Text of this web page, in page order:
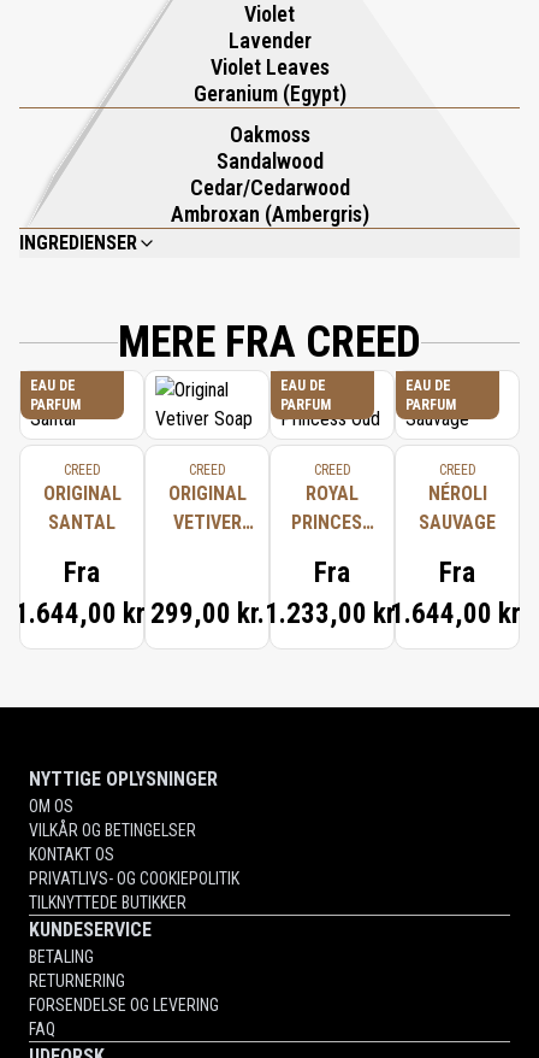
Violet
Lavender
Violet Leaves
Geranium (Egypt)
Oakmoss
Sandalwood
Cedar/Cedarwood
Ambroxan (Ambergris)
INGREDIENSER
OLIVAMPHOACETATE, PEG-40 HYDROGENATED CASTOR OIL, BENZYL
TETRASODIUM EDTA, LINALOOL, ALPHA-ISOMETHYL IONONE,
HYDROXYCITRONELLAL, CITRAL.
MERE FRA CREED
EAU DE
PARFUM
CREED
ORIGINAL
SANTAL
Fra
1.644,00 kr.
CREED
ORIGINAL
VETIVER
299,00 kr.
EAU DE
PARFUM
CREED
ROYAL
PRINCESS
Fra
1.233,00 kr.
EAU DE
PARFUM
CREED
NÉROLI
SAUVAGE
Fra
1.644,00 kr.
NYTTIGE OPLYSNINGER
OM OS
VILKÅR OG BETINGELSER
KONTAKT OS
PRIVATLIVS- OG COOKIEPOLITIK
TILKNYTTEDE BUTIKKER
KUNDESERVICE
BETALING
RETURNERING
FORSENDELSE OG LEVERING
FAQ